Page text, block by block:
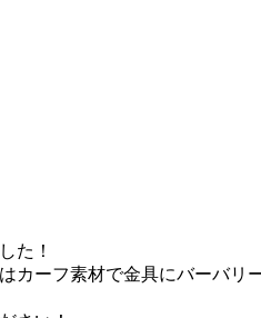
た！
カーフ素材で金具にバーバリ